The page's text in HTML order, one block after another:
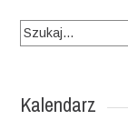
Szukaj:
Kalendarz